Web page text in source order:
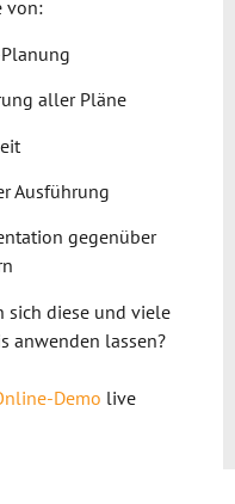
von:
aller Pläne
Ausführung
gegenüber
sich diese und viele
anwenden lassen?
Demo live